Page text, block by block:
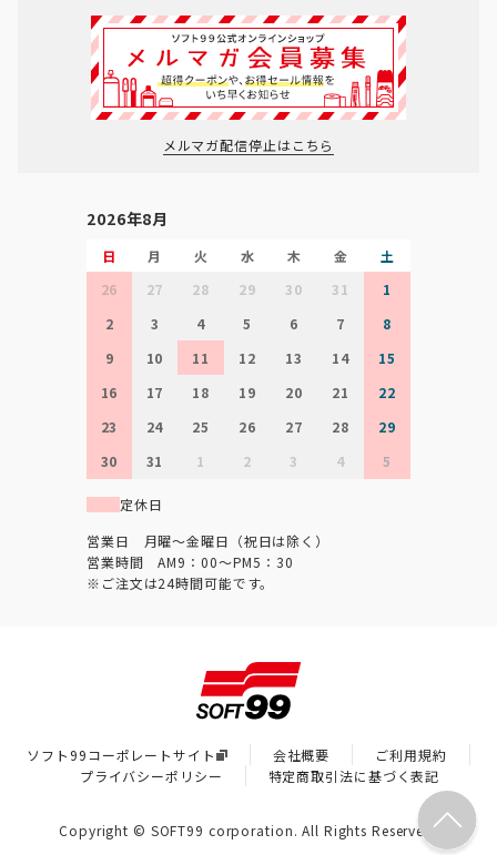
メルマガ配信停止はこちら
2026年8月
日 月 火 水 木 金
土
26
27 28 29 30 31
1
2
3 4 5 6 7
8
9
10 11 12 13 14
15
16
17 18 19 20 21
22
23
24 25 26 27 28
29
30
31 1 2 3 4 5
定休日
営業日 月曜～金曜日（祝日は除く）
営業時間 AM9：00～PM5：30
※ご注文は24時間可能です。
ソフト99コーポレートサイト 会社概要
ご利用規約
プライバシーポリシー
特定商取引法に基づく表記
Copyright © SOFT99 corporation. All Rights Reserved.